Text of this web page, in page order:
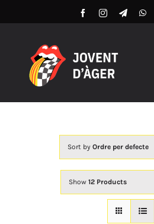
to
Sort by Ordre per defecte
Show 12 Products